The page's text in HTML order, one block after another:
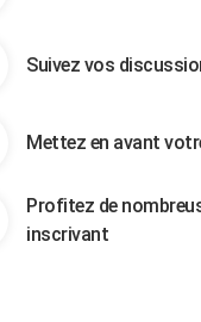
Suivez vos
Mettez en avant
Profitez de
inscrivant